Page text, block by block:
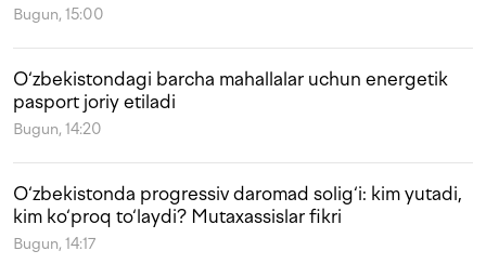
Bugun, 15:00
O‘zbekistondagi barcha mahallalar uchun energetik
pasport joriy etiladi
Bugun, 14:20
O‘zbekistonda progressiv daromad solig‘i: kim yutadi,
kim ko‘proq to‘laydi? Mutaxassislar fikri
Bugun, 14:17